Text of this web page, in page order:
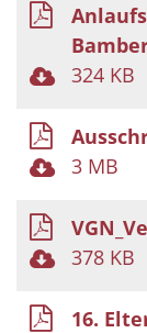
324 KB
3 MB
378 KB
16.